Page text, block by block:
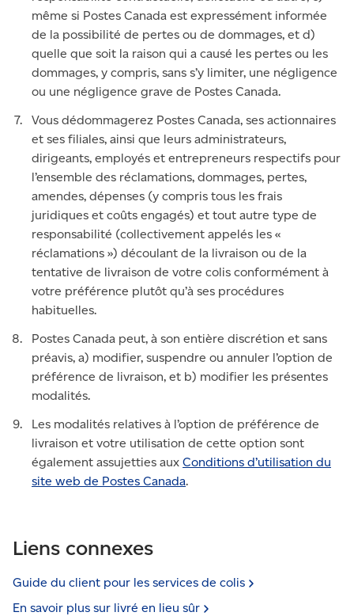
même si Postes Canada est expressément informée
de la possibilité de pertes ou de dommages, et d)
quelle que soit la raison qui a causé les pertes ou les
dommages, y compris, sans s’y limiter, une négligence
ou une négligence grave de Postes Canada.
Vous dédommagerez Postes Canada, ses actionnaires
et ses filiales, ainsi que leurs administrateurs,
dirigeants, employés et entrepreneurs respectifs pour
l’ensemble des réclamations, dommages, pertes,
amendes, dépenses (y compris tous les frais
juridiques et coûts engagés) et tout autre type de
responsabilité (collectivement appelés les «
réclamations ») découlant de la livraison ou de la
tentative de livraison de votre colis conformément à
votre préférence plutôt qu’à ses procédures
habituelles.
Postes Canada peut, à son entière discrétion et sans
préavis, a) modifier, suspendre ou annuler l’option de
préférence de livraison, et b) modifier les présentes
modalités.
Les modalités relatives à l’option de préférence de
livraison et votre utilisation de cette option sont
également assujetties aux Conditions d’utilisation du
site web de Postes Canada.
Liens connexes
Guide du client pour les services de colis
En savoir plus sur livré en lieu sûr